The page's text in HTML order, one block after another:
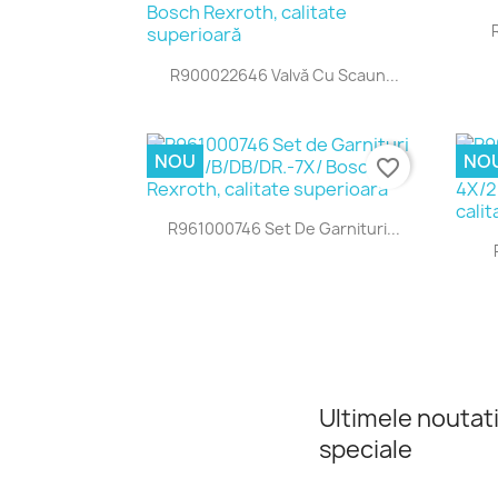
Vizualizare rapida
R900022646 Valvă Cu Scaun...
Vizualizare rapida
R961000746 Set De Garnituri...
NOU favorite_border
Ultimele
speciale